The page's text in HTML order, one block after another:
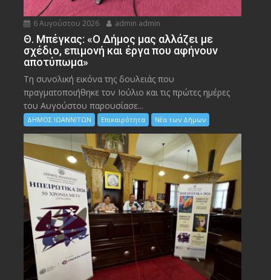
6 Αυγούστου 2026 admin admin
Θ. Μπέγκας: «Ο Δήμος μας αλλάζει με
σχέδιο, επιμονή και έργα που αφήνουν
αποτύπωμα»
Τη συνολική εικόνα της δουλειάς που
πραγματοποιήθηκε τον Ιούλιο και τις πρώτες ημέρες
του Αυγούστου παρουσίασε...
ΔΗΜΟΣ ΙΩΑΝΝΙΤΩΝ Επικαιρότητα Νέα των Δήμων